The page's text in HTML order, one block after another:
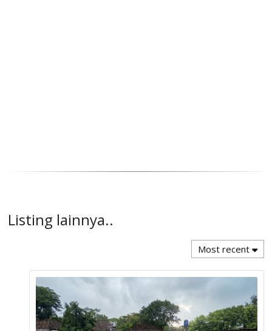
Listing lainnya..
Most recent